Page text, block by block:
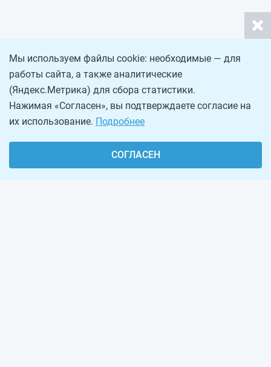
Мы используем файлы cookie: необходимые — для
работы сайта, а также аналитические
(Яндекс.Метрика) для сбора статистики.
Нажимая «Согласен», вы подтверждаете согласие на
их использование. Подробнее
СОГЛАСЕН